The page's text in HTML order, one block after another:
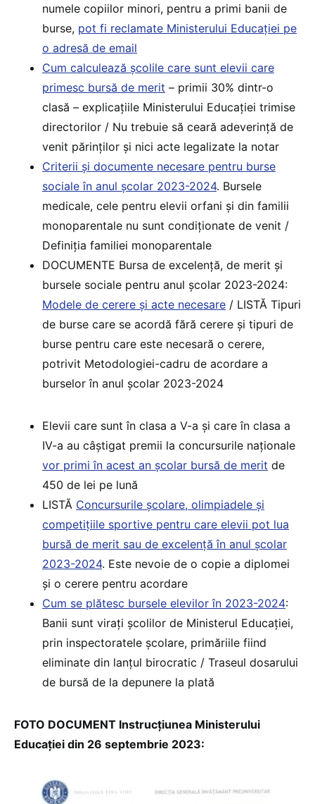
numele copiilor minori, pentru a primi banii de
burse, pot fi reclamate Ministerului Educației pe
o adresă de email
Cum calculează școlile care sunt elevii care
primesc bursă de merit – primii 30% dintr-o
clasă – explicațiile Ministerului Educației trimise
directorilor / Nu trebuie să ceară adeverință de
venit părinților și nici acte legalizate la notar
Criterii și documente necesare pentru burse
sociale în anul școlar 2023-2024. Bursele
medicale, cele pentru elevii orfani și din familii
monoparentale nu sunt condiționate de venit /
Definiția familiei monoparentale
DOCUMENTE Bursa de excelență, de merit și
bursele sociale pentru anul școlar 2023-2024:
Modele de cerere și acte necesare / LISTĂ Tipuri
de burse care se acordă fără cerere și tipuri de
burse pentru care este necesară o cerere,
potrivit Metodologiei-cadru de acordare a
burselor în anul școlar 2023-2024
Elevii care sunt în clasa a V-a și care în clasa a
IV-a au câștigat premii la concursurile naționale
vor primi în acest an școlar bursă de merit de
450 de lei pe lună
LISTĂ Concursurile școlare, olimpiadele și
competițiile sportive pentru care elevii pot lua
bursă de merit sau de excelență în anul școlar
2023-2024. Este nevoie de o copie a diplomei
și o cerere pentru acordare
Cum se plătesc bursele elevilor în 2023-2024:
Banii sunt virați școlilor de Ministerul Educației,
prin inspectoratele școlare, primăriile fiind
eliminate din lanțul birocratic / Traseul dosarului
de bursă de la depunere la plată
FOTO DOCUMENT Instrucțiunea Ministerului
Educației din 26 septembrie 2023: